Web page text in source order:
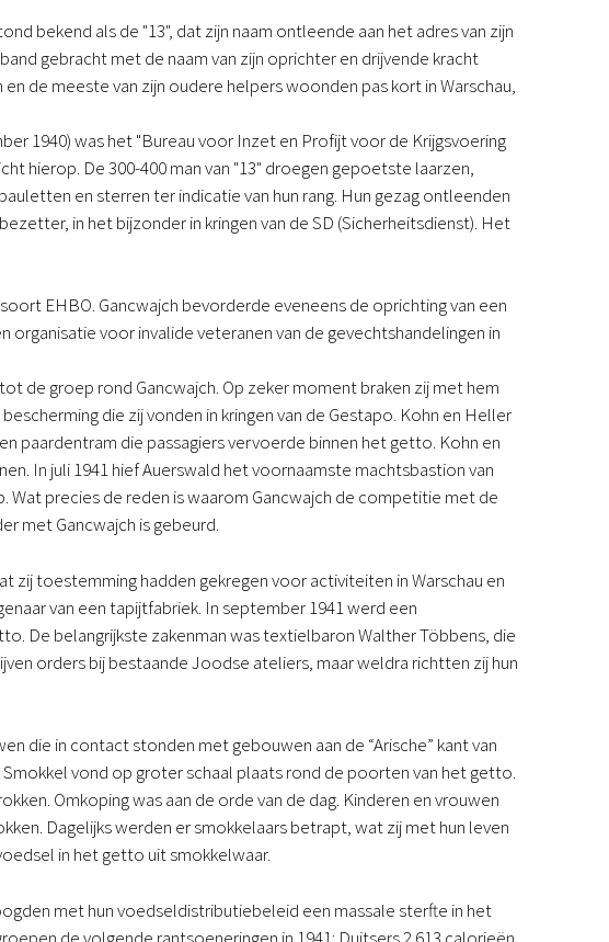
bekend als de "13", dat zijn naam ontleende aan het adres van zijn
gebracht met de naam van zijn oprichter en drijvende kracht
de meeste van zijn oudere helpers woonden pas kort in Warschau,
1940) was het "Bureau voor Inzet en Profijt voor de Krijgsvoering
hierop. De 300-400 man van "13" droegen gepoetste laarzen,
en sterren ter indicatie van hun rang. Hun gezag ontleenden
in het bijzonder in kringen van de SD (Sicherheitsdienst). Het
EHBO. Gancwajch bevorderde eveneens de oprichting van een
voor invalide veteranen van de gevechtshandelingen in
de groep rond Gancwajch. Op zeker moment braken zij met hem
die zij vonden in kringen van de Gestapo. Kohn en Heller
die passagiers vervoerde binnen het getto. Kohn en
In juli 1941 hief Auerswald het voornaamste machtsbastion van
precies de reden is waarom Gancwajch de competitie met de
met Gancwajch is gebeurd.
zij toestemming hadden gekregen voor activiteiten in Warschau en
van een tapijtfabriek. In september 1941 werd een
De belangrijkste zakenman was textielbaron Walther Többens, die
orders bij bestaande Joodse ateliers, maar weldra richtten zij hun
die in contact stonden met gebouwen aan de “Arische” kant van
vond op groter schaal plaats rond de poorten van het getto.
Omkoping was aan de orde van de dag. Kinderen en vrouwen
Dagelijks werden er smokkelaars betrapt, wat zij met hun leven
in het getto uit smokkelwaar.
met hun voedseldistributiebeleid een massale sterfte in het